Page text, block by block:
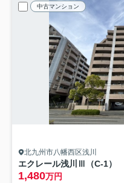
中古マンション
北九州市八幡西区浅川
エクレール浅川Ⅲ（C-1）
1,480万円